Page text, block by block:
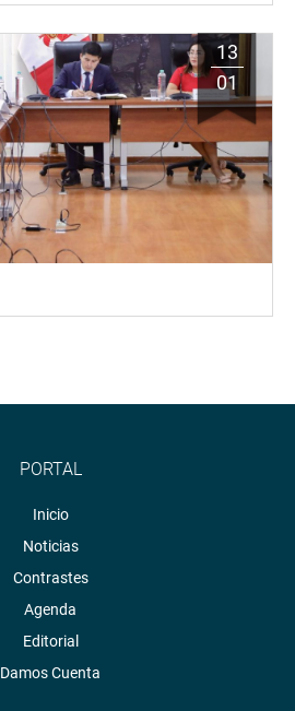
13
01
PORTAL
Inicio
Noticias
Contrastes
Agenda
Editorial
Damos Cuenta